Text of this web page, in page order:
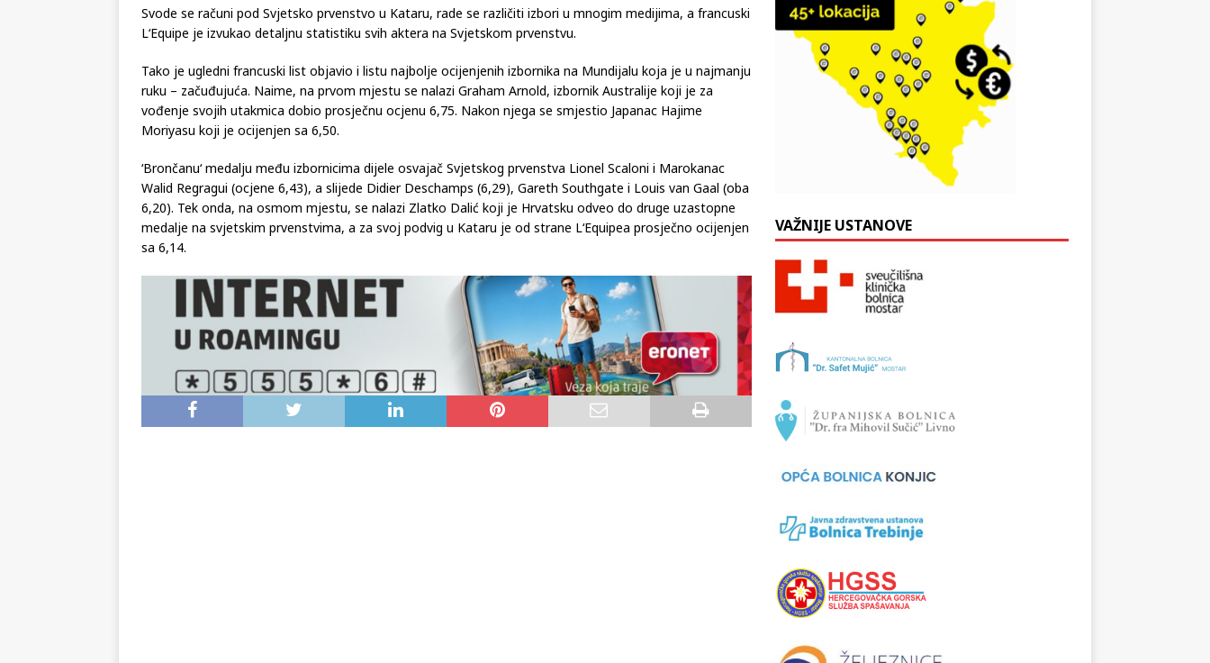
Svode se računi pod Svjetsko prvenstvo u Kataru, rade se različiti izbori u mnogim medijima, a francuski
L‘Equipe je izvukao detaljnu statistiku svih aktera na Svjetskom prvenstvu.
Tako je ugledni francuski list objavio i listu najbolje ocijenjenih izbornika na Mundijalu koja je u najmanju
ruku – začuđujuća. Naime, na prvom mjestu se nalazi Graham Arnold, izbornik Australije koji je za
vođenje svojih utakmica dobio prosječnu ocjenu 6,75. Nakon njega se smjestio Japanac Hajime
Moriyasu koji je ocijenjen sa 6,50.
‘Brončanu‘ medalju među izbornicima dijele osvajač Svjetskog prvenstva Lionel Scaloni i Marokanac
Walid Regragui (ocjene 6,43), a slijede Didier Deschamps (6,29), Gareth Southgate i Louis van Gaal (oba
6,20). Tek onda, na osmom mjestu, se nalazi Zlatko Dalić koji je Hrvatsku odveo do druge uzastopne
medalje na svjetskim prvenstvima, a za svoj podvig u Kataru je od strane L‘Equipea prosječno ocijenjen
sa 6,14.
VAŽNIJE USTANOVE